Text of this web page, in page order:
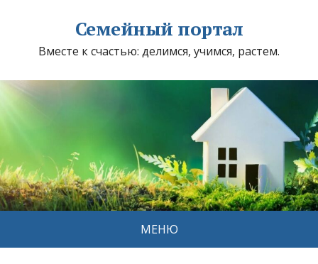
Семейный портал
Вместе к счастью: делимся, учимся, растем.
МЕНЮ